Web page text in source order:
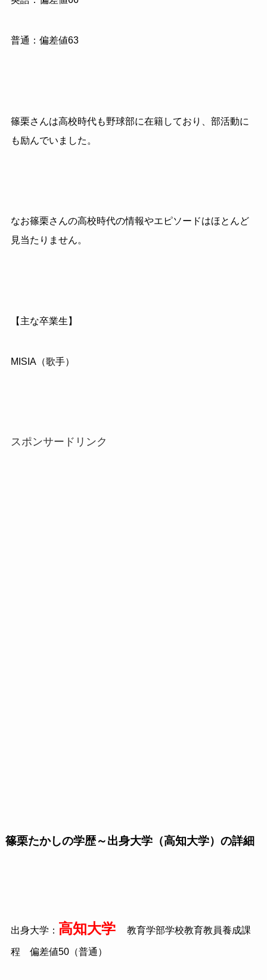
普通：偏差値63
篠栗さんは高校時代も野球部に在籍しており、部活動に
も励んでいました。
なお篠栗さんの高校時代の情報やエピソードはほとんど
見当たりません。
【主な卒業生】
MISIA（歌手）
スポンサードリンク
篠栗たかしの学歴～出身大学（高知大学）の詳細
出身大学： 高知大学 教育学部学校教育教員養成課
程 偏差値50（普通）